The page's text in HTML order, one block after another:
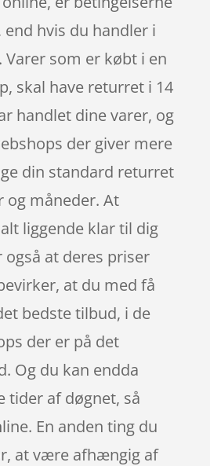
hvis du handler i
som er købt i en
skal have returret i 14
handlet dine varer, og
der giver mere
din standard returret
og måneder. At
liggende klar til dig
at deres priser
at du med få
bedste tilbud, i de
der er på det
Og du kan endda
tider af døgnet, så
En anden ting du
at være afhængig af